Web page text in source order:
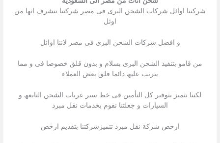
شركتنا اوائل شركات الشحن البرى فى مصر شركتنا تتشرف انھا من
اوئل
و افضل شركات الشحن البرى فى مصر لاننا اوائل
من قامو بتنفیذ الشحن البرى بسلام و بدون قلق خصوصا فى و مما
یترتب علیھ دائما قلق بعض العملاء
لكننا نتمیز بتوفیر كل التأمین فى خط سیر عربات الشحن التابعھ و
السیارات و جعلتنا نقوم بخدمات نقل مبرد
ارخص شركة نقل مبرد تتمیزشركتنا بتقدیم ارخص